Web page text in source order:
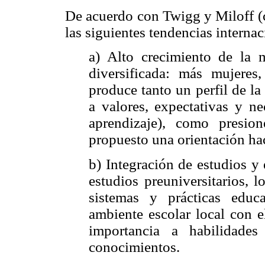
De acuerdo con Twigg y Miloff
las siguientes tendencias
a) Alto crecimiento de la
diversificada: más
produce tanto un perfil de
a valores, expectativas y
aprendizaje), como
propuesto una orientación
b) Integración de estudios y
estudios preuniversitarios,
sistemas y prácticas
ambiente escolar local con
importancia a
conocimientos.